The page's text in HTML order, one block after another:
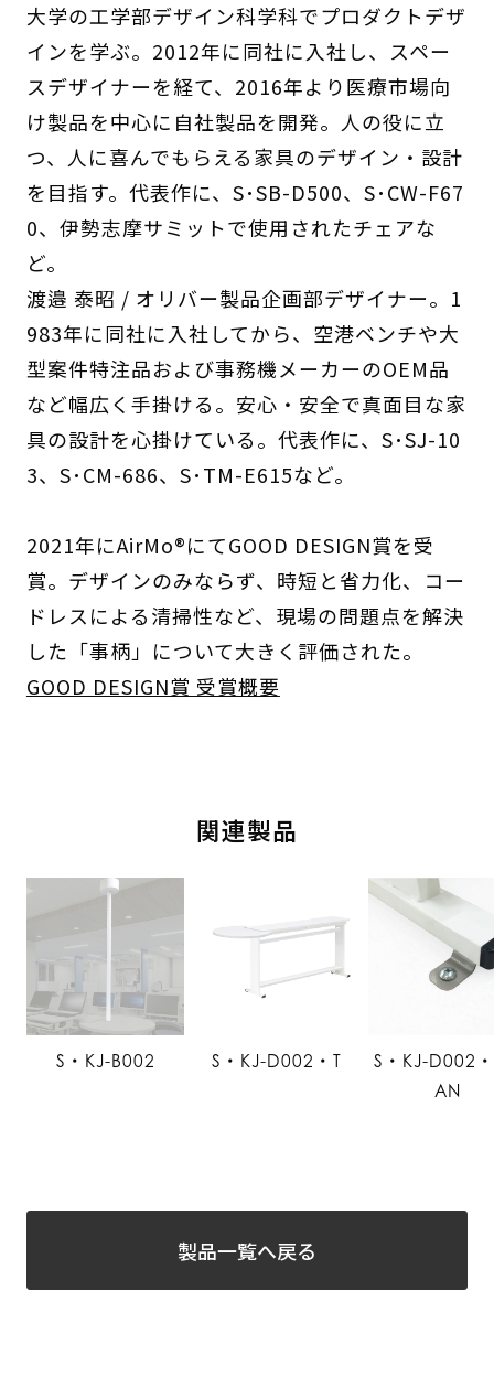
大学の工学部デザイン科学科でプロダクトデザ
インを学ぶ。2012年に同社に入社し、スペー
スデザイナーを経て、2016年より医療市場向
け製品を中心に自社製品を開発。人の役に立
つ、人に喜んでもらえる家具のデザイン・設計
を目指す。代表作に、S･SB-D500、S･CW-F67
0、伊勢志摩サミットで使用されたチェアな
ど。
渡邉 泰昭 / オリバー製品企画部デザイナー。1
983年に同社に入社してから、空港ベンチや大
型案件特注品および事務機メーカーのOEM品
など幅広く手掛ける。安心・安全で真面目な家
具の設計を心掛けている。代表作に、S･SJ-10
3、S･CM-686、S･TM-E615など。
2021年にAirMo®にてGOOD DESIGN賞を受
賞。デザインのみならず、時短と省力化、コー
ドレスによる清掃性など、現場の問題点を解決
した「事柄」について大きく評価された。
GOOD DESIGN賞 受賞概要
関連製品
S・KJ-B002 S・KJ-D002・T
S・KJ-D002
AN
製品一覧へ戻る